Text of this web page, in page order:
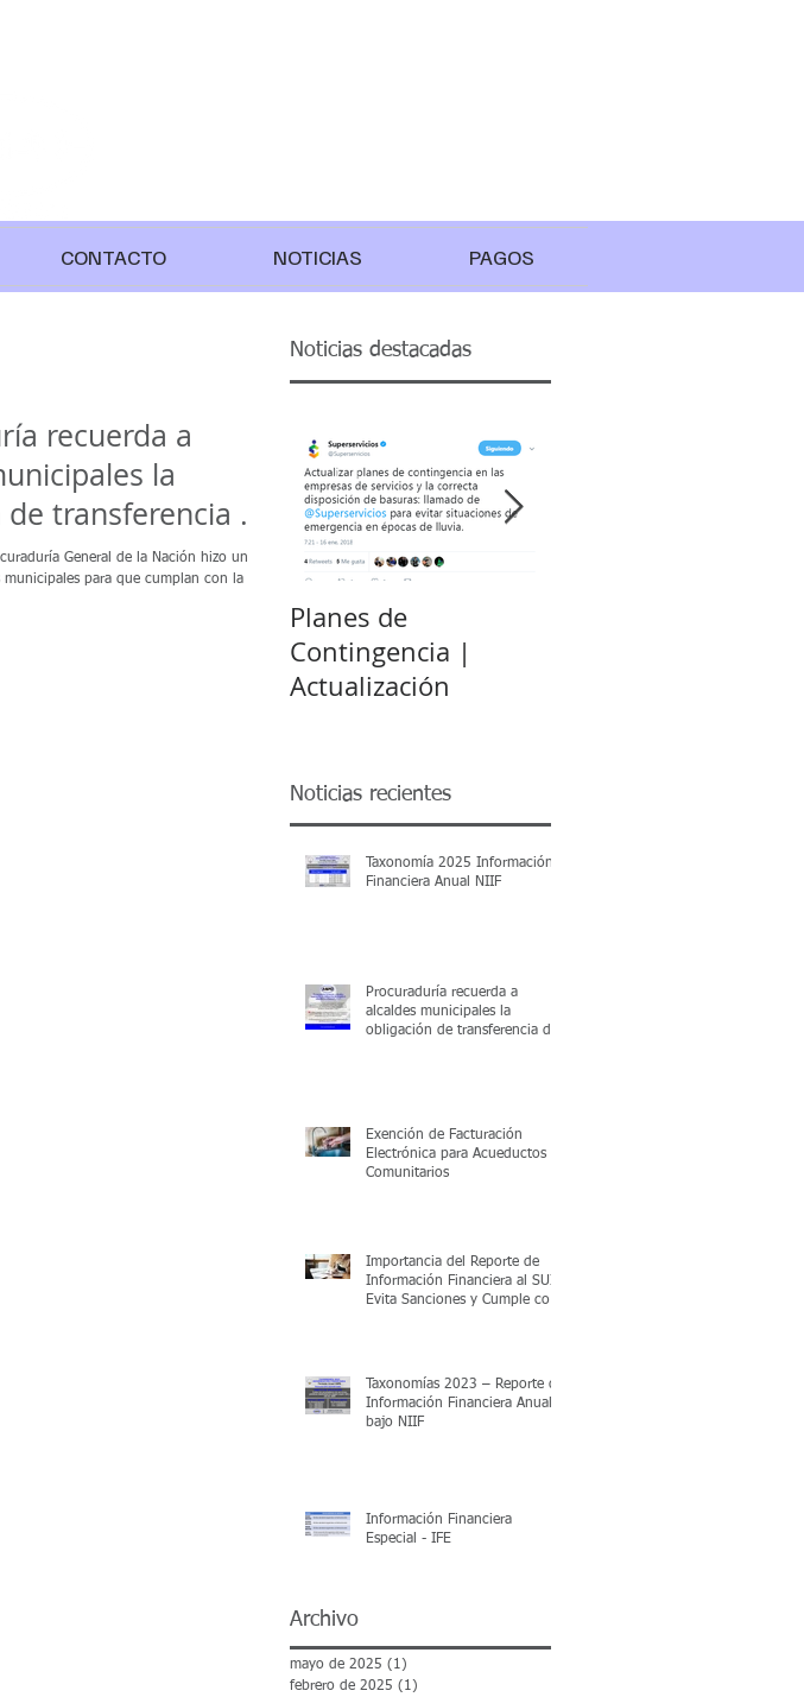
Noticias destacadas
recuerda a
la
transferencia de
General de la Nación hizo un
municipales para que cumplan con la
Planes de
Contingencia |
Actualización
Noticias recientes
Taxonomía 2025 Información
Financiera Anual NIIF
Procuraduría recuerda a
alcaldes municipales la
obligación de transferencia de
Exención de Facturación
Electrónica para Acueductos
Comunitarios
Importancia del Reporte de
Información Financiera al SUI:
Evita Sanciones y Cumple con
Taxonomías 2023 – Reporte de
Información Financiera Anual
bajo NIIF
Información Financiera
Especial - IFE
Archivo
mayo de 2025 (1)
febrero de 2025 (1)
CONTACTO NOTICIAS PAGOS